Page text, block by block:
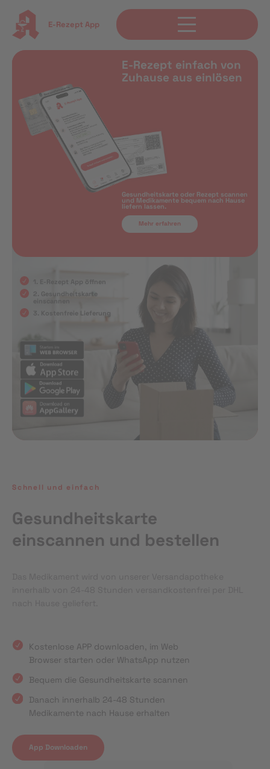
E-Rezept App
E-Rezept einfach von
Zuhause aus einlösen
Gesundheitskarte oder Rezept scannen
und Medikamente bequem nach Hause
liefern lassen.
Mehr erfahren
1. E-Rezept App öffnen
2. Gesundheitskarte
einscannen
3. Kostenfreie Lieferung
Schnell und einfach
Gesundheitskarte
einscannen und bestellen
Kostenlose APP downloaden, im Web
Browser starten oder WhatsApp nutzen
Bequem die Gesundheitskarte scannen
Danach innerhalb 24-48 Stunden
Medikamente nach Hause erhalten
App Downloaden